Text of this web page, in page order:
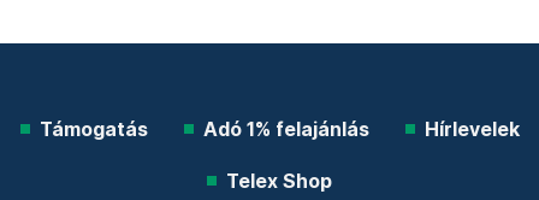
Támogatás Adó 1% felajánlás Hírlevelek
Telex Shop